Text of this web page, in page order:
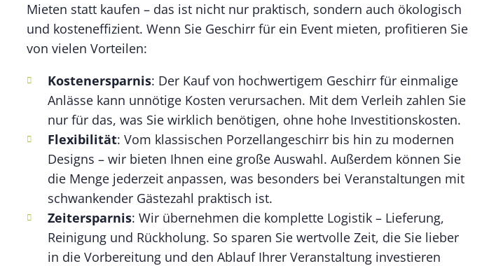
Mieten statt kaufen – das ist nicht nur praktisch, sondern auch ökologisch
und kosteneffizient. Wenn Sie Geschirr für ein Event mieten, profitieren Sie
von vielen Vorteilen:
Kostenersparnis: Der Kauf von hochwertigem Geschirr für einmalige
Anlässe kann unnötige Kosten verursachen. Mit dem Verleih zahlen Sie
nur für das, was Sie wirklich benötigen, ohne hohe Investitionskosten.
Flexibilität: Vom klassischen Porzellangeschirr bis hin zu modernen
Designs – wir bieten Ihnen eine große Auswahl. Außerdem können Sie
die Menge jederzeit anpassen, was besonders bei Veranstaltungen mit
schwankender Gästezahl praktisch ist.
Zeitersparnis: Wir übernehmen die komplette Logistik – Lieferung,
Reinigung und Rückholung. So sparen Sie wertvolle Zeit, die Sie lieber
in die Vorbereitung und den Ablauf Ihrer Veranstaltung investieren